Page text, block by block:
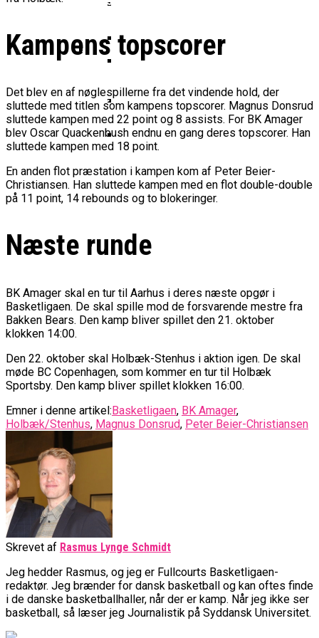
Cup Med Smalt Nederlag
Bakken Bears Skuffede Og
Misser Champions League-
Gruppespil
Spilletid I Testkamp Mod
Portland Trail Blazers
Danske Tobias Jensen Skal Møde
Portland Trail Blazers I NBA-
Kamp
Basketball-OL 2024: Se
Grupperne Og Sæt Krydser I Din
Medie: Lebron James Vil Stå I
Spidsen For USA Ved OL 2024
Fremgang For 12. År I Træk
Kampens topscorer
Det blev en af nøglespillerne fra det vindende hold, der
sluttede med titlen som kampens topscorer. Magnus Donsrud
sluttede kampen med 22 point og 8 assists. For BK Amager
blev Oscar Quackenbush endnu en gang deres topscorer. Han
sluttede kampen med 18 point.
En anden flot præstation i kampen kom af Peter Beier-
Christiansen. Han sluttede kampen med en flot double-double
på 11 point, 14 rebounds og to blokeringer.
Næste runde
BK Amager skal en tur til Aarhus i deres næste opgør i
Basketligaen. De skal spille mod de forsvarende mestre fra
Bakken Bears. Den kamp bliver spillet den 21. oktober
klokken 14:00.
Den 22. oktober skal Holbæk-Stenhus i aktion igen. De skal
møde BC Copenhagen, som kommer en tur til Holbæk
Sportsby. Den kamp bliver spillet klokken 16:00.
Emner i denne artikel:Basketligaen, BK Amager,
Holbæk/Stenhus, Magnus Donsrud, Peter Beier-Christiansen
Skrevet af Rasmus Lynge Schmidt
Jeg hedder Rasmus, og jeg er Fullcourts Basketligaen-
redaktør. Jeg brænder for dansk basketball og kan oftes finde
i de danske basketballhaller, når der er kamp. Når jeg ikke ser
basketball, så læser jeg Journalistik på Syddansk Universitet.